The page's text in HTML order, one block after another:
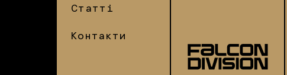
Статті
Контакти